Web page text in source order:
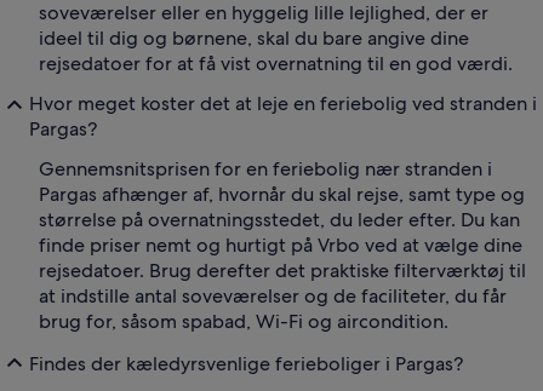
soveværelser eller en hyggelig lille lejlighed, der er
ideel til dig og børnene, skal du bare angive dine
rejsedatoer for at få vist overnatning til en god værdi.
Hvor meget koster det at leje en feriebolig ved stranden i
Pargas?
Gennemsnitsprisen for en feriebolig nær stranden i
Pargas afhænger af, hvornår du skal rejse, samt type og
størrelse på overnatningsstedet, du leder efter. Du kan
finde priser nemt og hurtigt på Vrbo ved at vælge dine
rejsedatoer. Brug derefter det praktiske filterværktøj til
at indstille antal soveværelser og de faciliteter, du får
brug for, såsom spabad, Wi-Fi og aircondition.
Findes der kæledyrsvenlige ferieboliger i Pargas?